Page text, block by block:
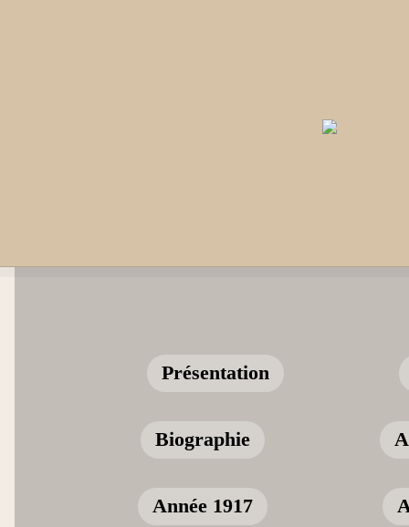
Présentation
Biographie
Année 1917